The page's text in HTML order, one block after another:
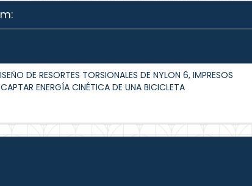
DE RESORTES TORSIONALES DE NYLON 6, IMPRESOS
ENERGÍA CINÉTICA DE UNA BICICLETA